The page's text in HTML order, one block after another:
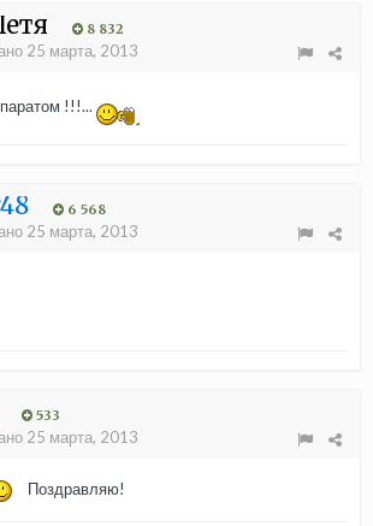
8 832
25 марта, 2013
!!!...
6 568
25 марта, 2013
533
25 марта, 2013
Поздравляю!